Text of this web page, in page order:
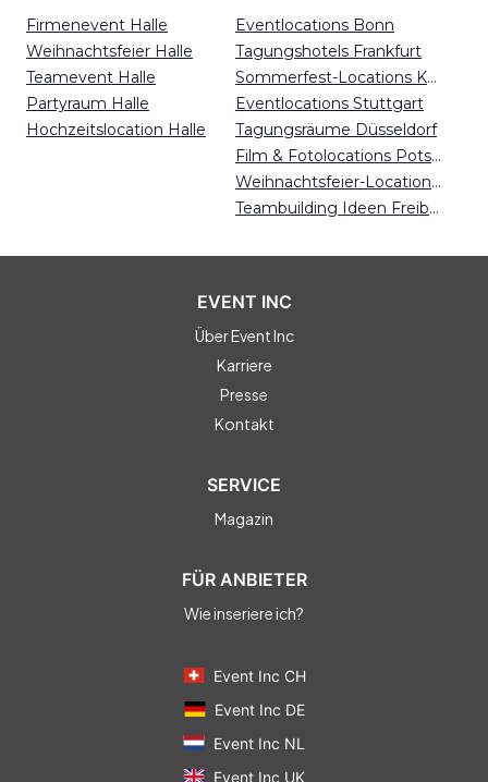
Firmenevent Halle
Weihnachtsfeier Halle
Teamevent Halle
Partyraum Halle
Hochzeitslocation Halle
Eventlocations Bonn
Tagungshotels Frankfurt
Sommerfest-Locations Köln
Eventlocations Stuttgart
Tagungsräume Düsseldorf
Film & Fotolocations Potsdam
Weihnachtsfeier-Locations Karlsruhe
Teambuilding Ideen Freiburg
EVENT INC
Über Event Inc
Karriere
Presse
Kontakt
SERVICE
Magazin
FÜR ANBIETER
Wie inseriere ich?
Event Inc CH
Event Inc DE
Event Inc NL
Event Inc UK